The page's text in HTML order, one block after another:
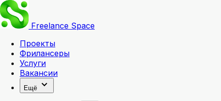
Freelance Space
Проекты
Фрилансеры
Услуги
Вакансии
Ещё expand_more